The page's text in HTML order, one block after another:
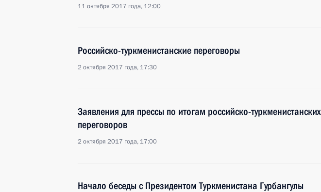
11 октября 2017 года, 12:00
Российско-туркменистанские переговоры
2 октября 2017 года, 17:30
Заявления для прессы по итогам российско-туркменистанских
переговоров
2 октября 2017 года, 17:00
Начало беседы с Президентом Туркменистана Гурбангулы